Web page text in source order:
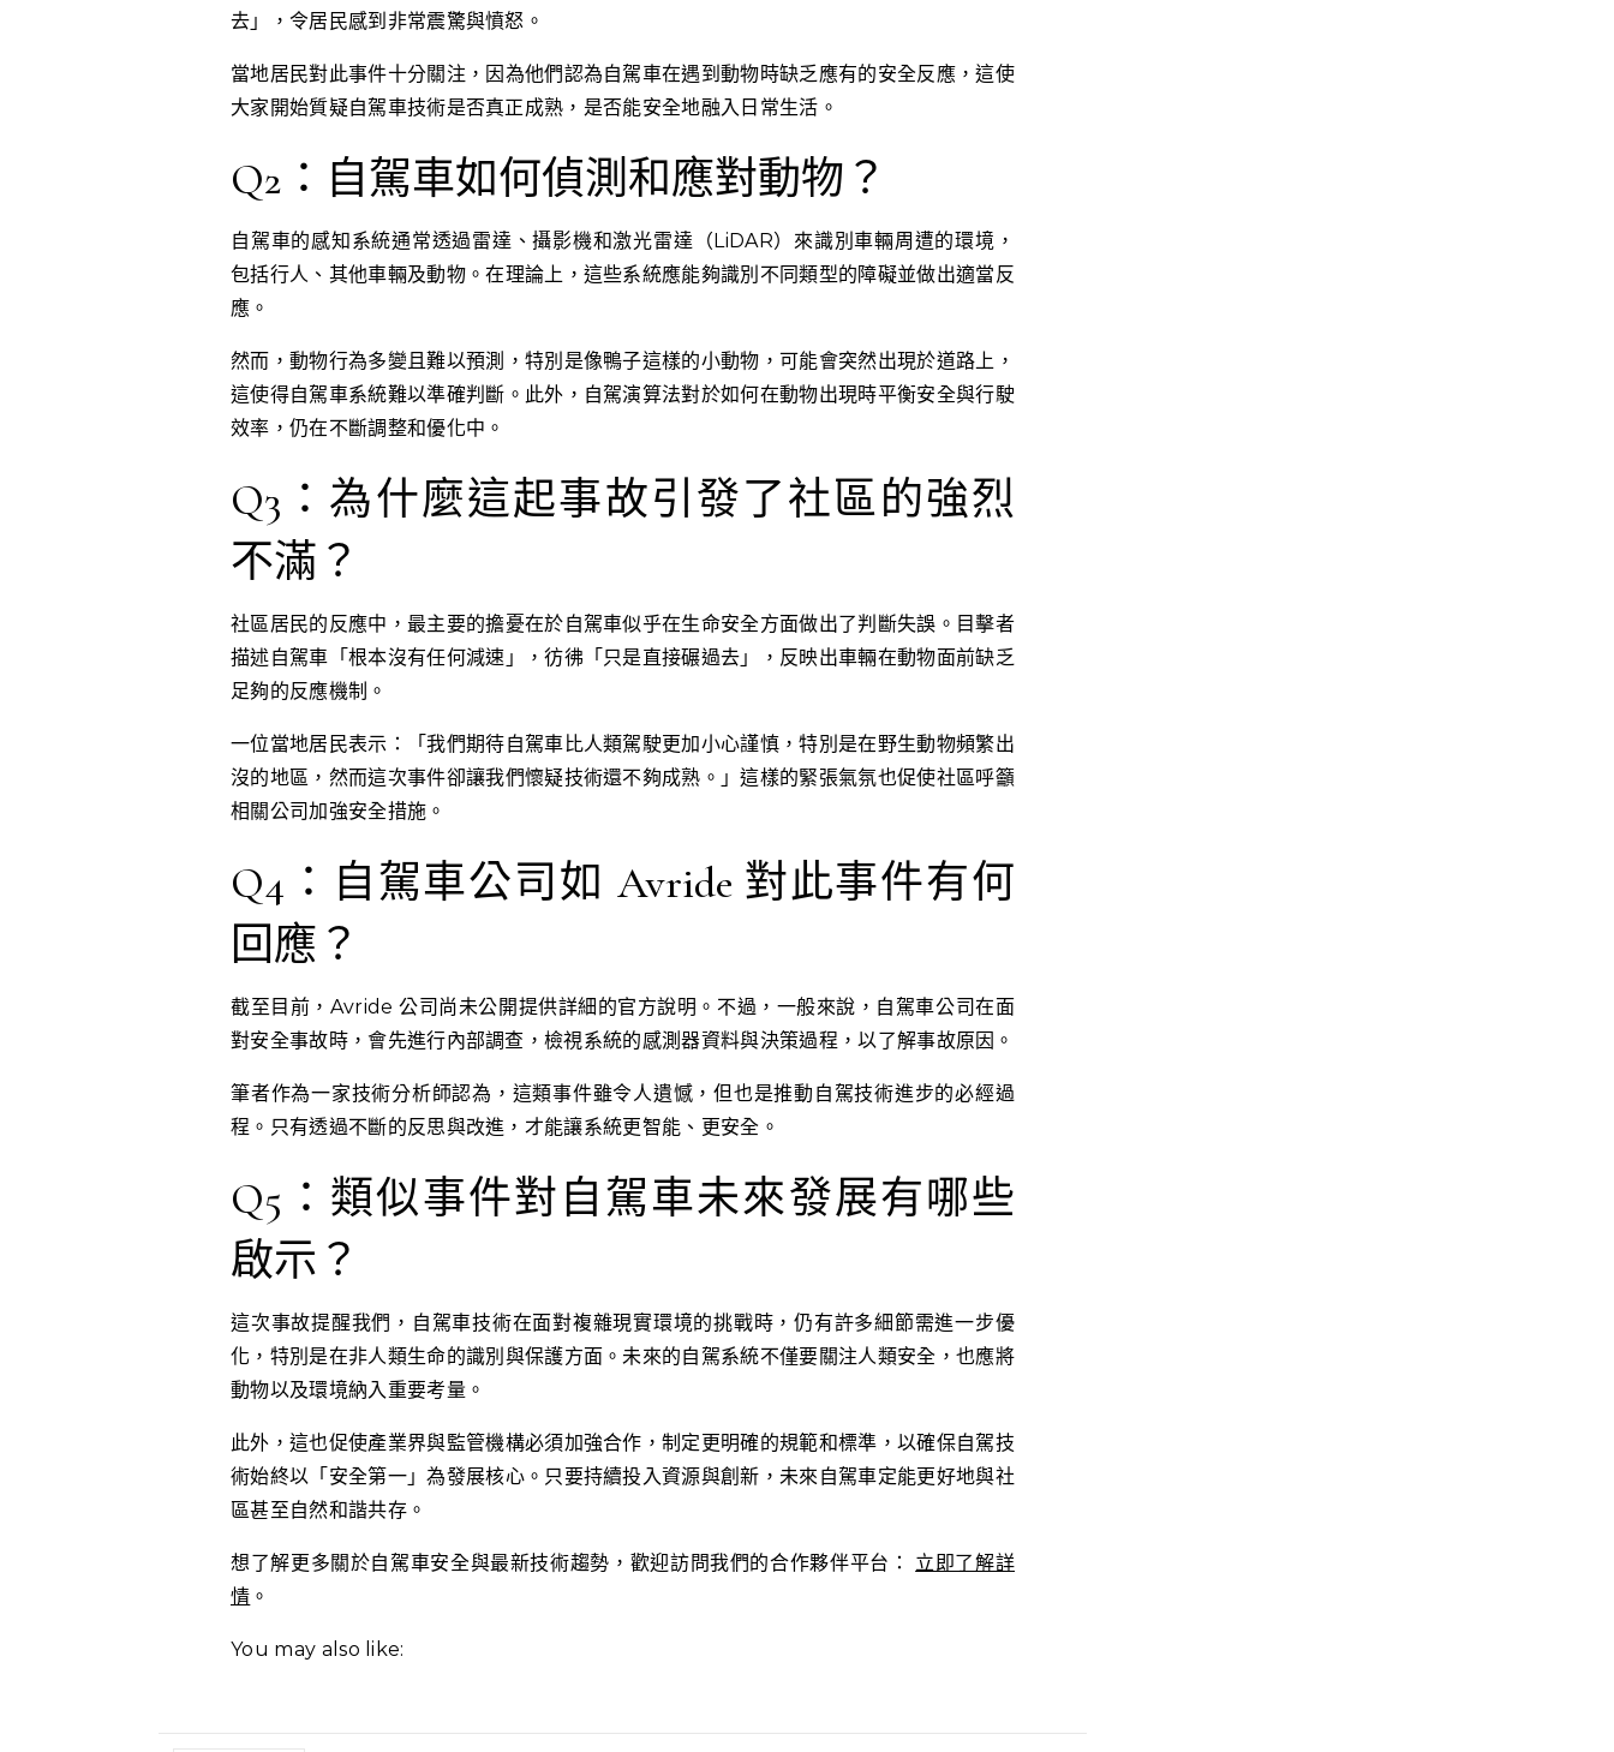
去」，令居民感到非常震驚與憤怒。
當地居民對此事件十分關注，因為他們認為自駕車在遇到動物時缺乏應有的安全反應，這使
大家開始質疑自駕車技術是否真正成熟，是否能安全地融入日常生活。
Q2：自駕車如何偵測和應對動物？
自駕車的感知系統通常透過雷達、攝影機和激光雷達（LiDAR）來識別車輛周遭的環境，
包括行人、其他車輛及動物。在理論上，這些系統應能夠識別不同類型的障礙並做出適當反
應。
然而，動物行為多變且難以預測，特別是像鴨子這樣的小動物，可能會突然出現於道路上，
這使得自駕車系統難以準確判斷。此外，自駕演算法對於如何在動物出現時平衡安全與行駛
效率，仍在不斷調整和優化中。
Q3：為什麼這起事故引發了社區的強烈
不滿？
社區居民的反應中，最主要的擔憂在於自駕車似乎在生命安全方面做出了判斷失誤。目擊者
描述自駕車「根本沒有任何減速」，彷彿「只是直接碾過去」，反映出車輛在動物面前缺乏
足夠的反應機制。
一位當地居民表示：「我們期待自駕車比人類駕駛更加小心謹慎，特別是在野生動物頻繁出
沒的地區，然而這次事件卻讓我們懷疑技術還不夠成熟。」這樣的緊張氣氛也促使社區呼籲
相關公司加強安全措施。
Q4：自駕車公司如 Avride 對此事件有何
回應？
截至目前，Avride 公司尚未公開提供詳細的官方說明。不過，一般來說，自駕車公司在面
對安全事故時，會先進行內部調查，檢視系統的感測器資料與決策過程，以了解事故原因。
筆者作為一家技術分析師認為，這類事件雖令人遺憾，但也是推動自駕技術進步的必經過
程。只有透過不斷的反思與改進，才能讓系統更智能、更安全。
Q5：類似事件對自駕車未來發展有哪些
啟示？
這次事故提醒我們，自駕車技術在面對複雜現實環境的挑戰時，仍有許多細節需進一步優
化，特別是在非人類生命的識別與保護方面。未來的自駕系統不僅要關注人類安全，也應將
動物以及環境納入重要考量。
此外，這也促使產業界與監管機構必須加強合作，制定更明確的規範和標準，以確保自駕技
術始終以「安全第一」為發展核心。只要持續投入資源與創新，未來自駕車定能更好地與社
區甚至自然和諧共存。
想了解更多關於自駕車安全與最新技術趨勢，歡迎訪問我們的合作夥伴平台： 立即了解詳
情 。
You may also like: